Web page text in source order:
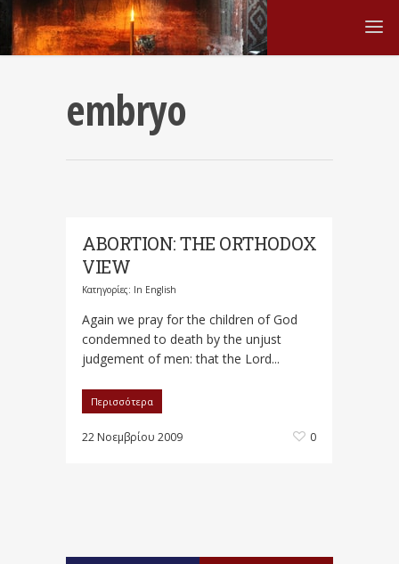
embryo
ABORTION: THE ORTHODOX
VIEW
Κατηγορίες: In English
Again we pray for the children of God
condemned to death by the unjust
judgement of men: that the Lord...
Περισσότερα
22 Νοεμβρίου 2009 0